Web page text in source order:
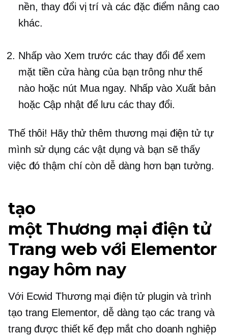
nền, thay đổi vị trí và các đặc điểm nâng cao
khác.
Nhấp vào Xem trước các thay đổi để xem
mặt tiền cửa hàng của bạn trông như thế
nào hoặc nút Mua ngay. Nhấp vào Xuất bản
hoặc Cập nhật để lưu các thay đổi.
Thế thôi! Hãy thử thêm thương mại điện tửtự
mình sử dụng các vật dụng và bạn sẽ thấy
việc đó thậm chí còn dễ dàng hơn bạn tưởng.
tạo
một Thương mại điện tử
Trang web với Elementor
ngay hôm nay
Với EcwidThương mại điện tử plugin và trình
tạo trang Elementor, dễ dàng tạo các trang và
trang được thiết kế đẹp mắt cho doanh nghiệp